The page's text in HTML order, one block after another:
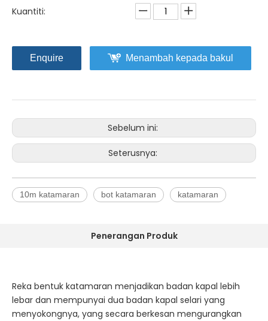
Kuantiti:
Enquire Menambah kepada bakul
Sebelum ini:
Seterusnya:
10m katamaran bot katamaran katamaran
Penerangan Produk
Reka bentuk katamaran menjadikan badan kapal lebih
lebar dan mempunyai dua badan kapal selari yang
menyokongnya, yang secara berkesan mengurangkan